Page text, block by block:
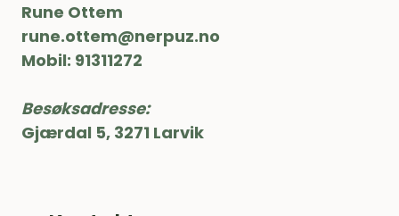
Rune Ottem
rune.ottem@nerpuz.no
Mobil: 91311272
Besøksadresse:
Gjærdal 5, 3271 Larvik